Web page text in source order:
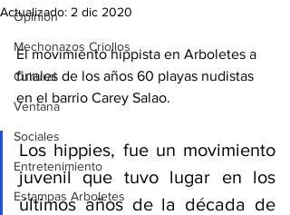
Opinion
Mechonazos Criollos
Cultural
Ventana
Sociales
Entretenimiento
Estampas Arboletes
Actualizado: 2 dic 2020
El movimiento hippista en Arboletes a
finales de los años 60 playas nudistas
en el barrio Carey Salao.
Los hippies, fue un movimiento
juvenil que tuvo lugar en los
últimos años de la década de